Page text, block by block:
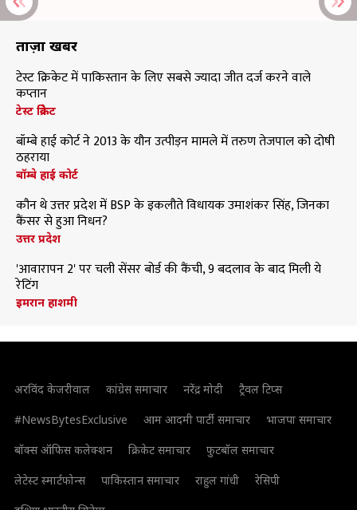
ताज़ा खबरें
टेस्ट क्रिकेट में पाकिस्तान के लिए सबसे ज्यादा जीत दर्ज करने वाले
कप्तान
टेस्ट क्रिकेट
बॉम्बे हाई कोर्ट ने 2013 के यौन उत्पीड़न मामले में तरुण तेजपाल को दोषी
ठहराया
बॉम्बे हाई कोर्ट
कौन थे उत्तर प्रदेश में BSP के इकलौते विधायक उमाशंकर सिंह, जिनका
कैंसर से हुआ निधन?
उत्तर प्रदेश
'आवारापन 2' पर चली सेंसर बोर्ड की कैंची, 9 बदलाव के बाद मिली ये
रेटिंग
इमरान हाशमी
अरविंद केजरीवाल कांग्रेस समाचार नरेंद्र मोदी
ट्रैवल टिप्स
#NewsBytesExclusive
आम आदमी पार्टी समाचार
भाजपा समाचार
बॉक्स ऑफिस कलेक्शन
क्रिकेट समाचार
फुटबॉल समाचार
लेटेस्ट स्मार्टफोन्स
पाकिस्तान समाचार राहुल गांधी
रेसिपी